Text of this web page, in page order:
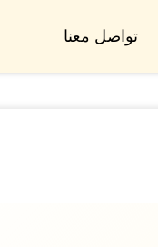
تواصل معنا